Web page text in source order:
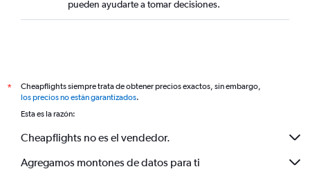
pueden ayudarte a tomar decisiones.
*
Cheapflights siempre trata de obtener precios exactos, sin embargo,
los precios no están garantizados.
Esta es la razón:
Cheapflights no es el vendedor.
Agregamos montones de datos para ti